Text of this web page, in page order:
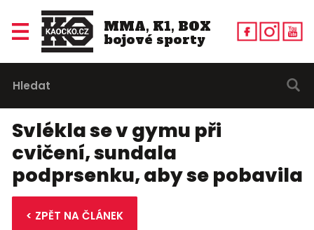
MMA, K1, BOX
bojové sporty
Svlékla se v gymu při
cvičení, sundala
podprsenku, aby se pobavila
< ZPĚT NA ČLÁNEK